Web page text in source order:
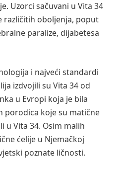
Uzorci sačuvani u Vita 34
različitih oboljenja, poput
paralize, dijabetesa
i najveći standardi
izdvojili su Vita 34 od
u Evropi koja je bila
porodica koje su matične
u Vita 34. Osim malih
ćelije u Njemačkoj
poznate ličnosti.